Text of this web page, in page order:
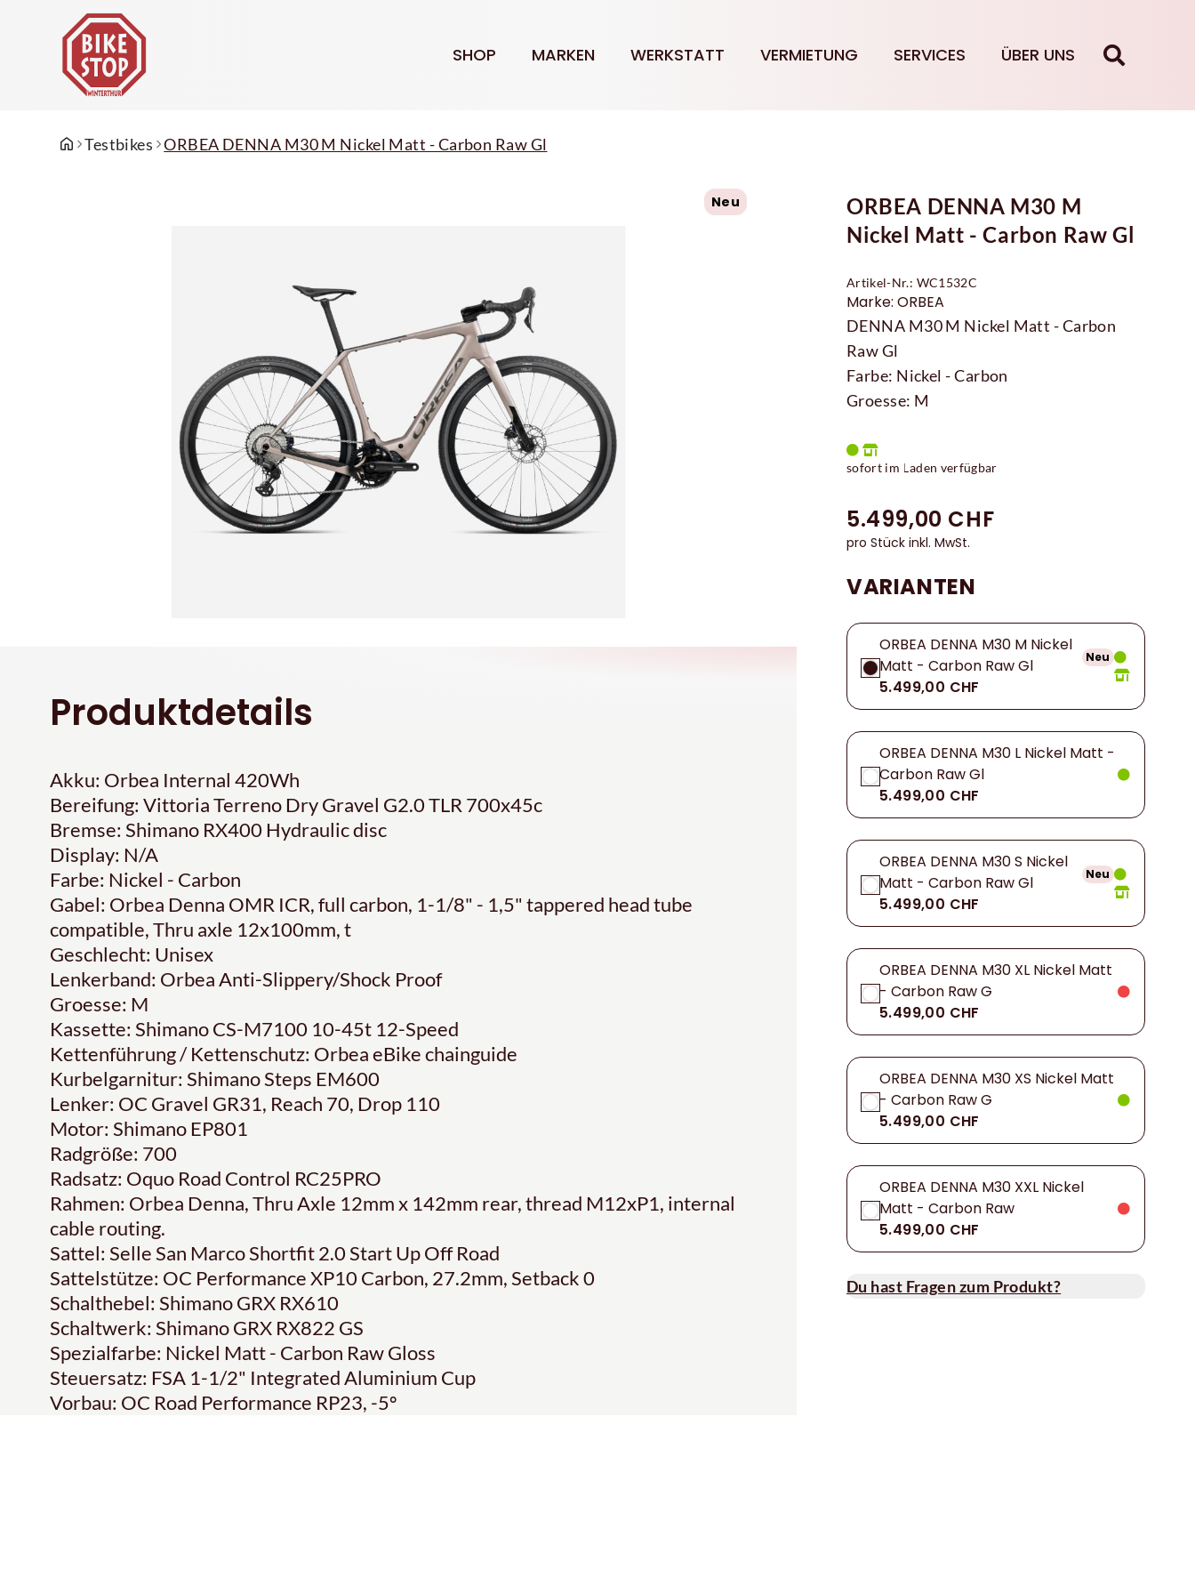
SHOP MARKEN WERKSTATT VERMIETUNG SERVICES ÜBER UNS
Testbikes ORBEA DENNA M30 M Nickel Matt - Carbon Raw Gl
Neu
Produktdetails
Akku: Orbea Internal 420Wh
Bereifung: Vittoria Terreno Dry Gravel G2.0 TLR 700x45c
Bremse: Shimano RX400 Hydraulic disc
Display: N/A
Farbe: Nickel - Carbon
Gabel: Orbea Denna OMR ICR, full carbon, 1-1/8" - 1,5" tappered head tube
compatible, Thru axle 12x100mm, t
Geschlecht: Unisex
Lenkerband: Orbea Anti-Slippery/Shock Proof
Groesse: M
Kassette: Shimano CS-M7100 10-45t 12-Speed
Kettenführung / Kettenschutz: Orbea eBike chainguide
Kurbelgarnitur: Shimano Steps EM600
Lenker: OC Gravel GR31, Reach 70, Drop 110
Motor: Shimano EP801
Radgröße: 700
Radsatz: Oquo Road Control RC25PRO
Rahmen: Orbea Denna, Thru Axle 12mm x 142mm rear, thread M12xP1, internal
cable routing.
Sattel: Selle San Marco Shortfit 2.0 Start Up Off Road
Sattelstütze: OC Performance XP10 Carbon, 27.2mm, Setback 0
Schalthebel: Shimano GRX RX610
Schaltwerk: Shimano GRX RX822 GS
Spezialfarbe: Nickel Matt - Carbon Raw Gloss
Steuersatz: FSA 1-1/2" Integrated Aluminium Cup
Vorbau: OC Road Performance RP23, -5º
ORBEA DENNA M30 M
Nickel Matt - Carbon Raw Gl
Artikel-Nr.: WC1532C
Marke: ORBEA
DENNA M30 M Nickel Matt - Carbon
Raw Gl
Farbe: Nickel - Carbon
Groesse: M
sofort im Laden verfügbar
5.499,00 CHF
pro Stück inkl. MwSt.
VARIANTEN
ORBEA DENNA M30 M Nickel
Matt - Carbon Raw Gl
5.499,00 CHF
Neu
ORBEA DENNA M30 L Nickel Matt -
Carbon Raw Gl
5.499,00 CHF
ORBEA DENNA M30 S Nickel
Matt - Carbon Raw Gl
5.499,00 CHF
Neu
ORBEA DENNA M30 XL Nickel Matt
- Carbon Raw G
5.499,00 CHF
ORBEA DENNA M30 XS Nickel Matt
- Carbon Raw G
5.499,00 CHF
ORBEA DENNA M30 XXL Nickel
Matt - Carbon Raw
5.499,00 CHF
Du hast Fragen zum Produkt?